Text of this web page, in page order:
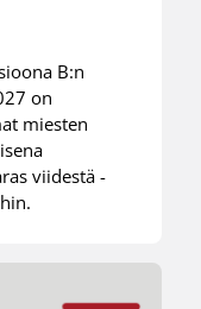
B:n
on
miesten
viidestä -